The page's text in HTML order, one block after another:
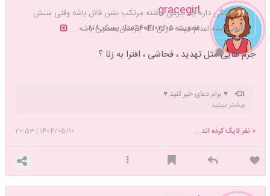
gracegirl
عضویت: 1404/02/05 تعداد پست: 818
بستگی داره چه جرمی داشته مرتکب بشن قاتل باشه وقتی سنش
قانونی بشه اعدام میشه درکل اگه جرمش سنگین باشه ...
جرم هایی مثل تهدید ، فحاشی ، افترا به زنا ؟
♥️ برام دعای خیر کنید ♥️
بیشتر ببینید
1404/05/10
|
20:53 0 نفر لایک کرده اند ...